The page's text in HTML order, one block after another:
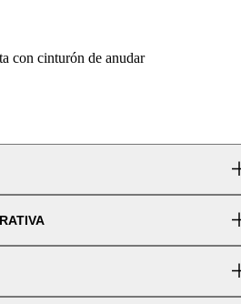
con cinturón de anudar